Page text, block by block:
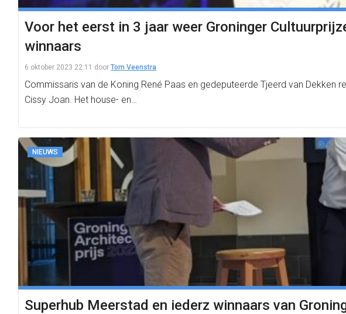
Voor het eerst in 3 jaar weer Groninger
winnaars
6 oktober 2023 22:11 door Tom Veenstra
Commissaris van de Koning René Paas en gedeputeerde Tjeerd van Dekken
Cissy Joan. Het house- en…
NIEUWS
Superhub Meerstad en iederz winnaars van